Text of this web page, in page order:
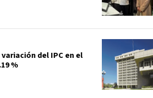
del IPC en el
%